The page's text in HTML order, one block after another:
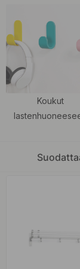
tunnelman, joka
Jos haluat
koukut – ne tuovat
luoviin tiloihin tai
Vaaleanpunaiset
ne sopivat
vaihtoehdon,
piristäviä
valikoimaamme
Koukut